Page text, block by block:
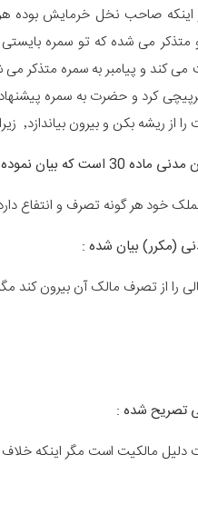
صاحب نخل خرمایش بوده
متذکر می شده که تو سمره
کند و پیامبر به سمره متذکر
کرد و حضرت به سمره
زیرا که در اسلام کسی حق ندارد به خاطر منافع خود به دیگری ضرر رساند.
که بیان نموده :
خود هر گونه تصرف و انتفاع
را از تصرف مالک آن بیرون کند
دلیل مالکیت است مگر اینکه